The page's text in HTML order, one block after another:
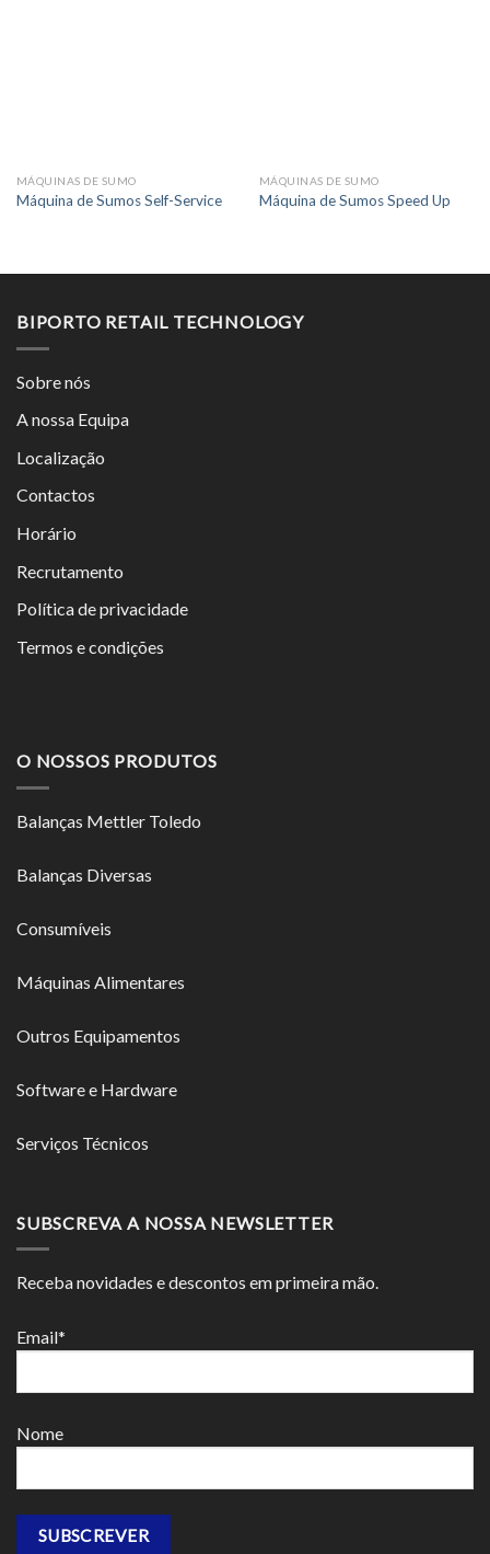
MÁQUINAS DE SUMO
Máquina de Sumos Self-Service
MÁQUINAS DE SUMO
Máquina de Sumos Speed Up
BIPORTO RETAIL TECHNOLOGY
Sobre nós
A nossa Equipa
Localização
Contactos
Horário
Recrutamento
Política de privacidade
Termos e condições
O NOSSOS PRODUTOS
Balanças Mettler Toledo
Balanças Diversas
Consumíveis
Máquinas Alimentares
Outros Equipamentos
Software e Hardware
Serviços Técnicos
SUBSCREVA A NOSSA NEWSLETTER
Receba novidades e descontos em primeira mão.
Email*
Nome